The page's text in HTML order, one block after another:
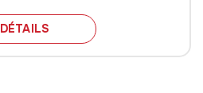
DÉTAILS SIX ALBUMS LIVE